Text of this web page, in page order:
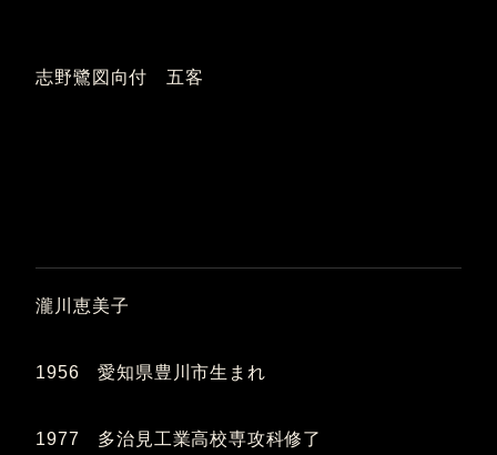
志野鷺図向付 五客
瀧川恵美子
1956 愛知県豊川市生まれ
1977 多治見工業高校専攻科修了